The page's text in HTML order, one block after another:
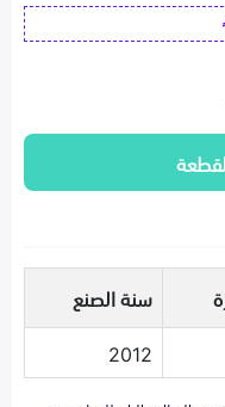
سنة الصنع
2012